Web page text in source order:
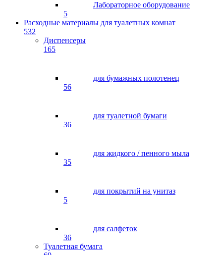
Лабораторное оборудование
5
Расходные материалы для туалетных комнат
532
Диспенсеры
165
для бумажных полотенец
56
для туалетной бумаги
36
для жидкого / пенного мыла
35
для покрытий на унитаз
5
для салфеток
36
Туалетная бумага